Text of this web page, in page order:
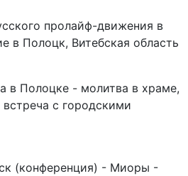
пролайф-движения в
в Полоцк, Витебская область
в Полоцке - молитва в храме,
с городскими
(конференция) - Миоры -